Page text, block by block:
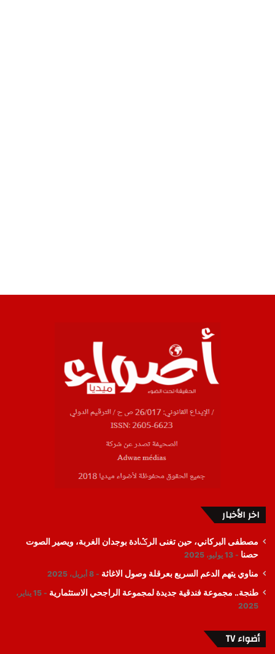
اخر الأخبار
مصطفى البركاني، حين تغنى الرݣادة بوجدان الغربة، ويصير الصوت
حصنا
13 يوليو، 2025
مناوي يتهم الدعم السريع بعرقلة وصول الاغاثة 8 أبريل، 2025
طنجة.. مجموعة فندقية جديدة لمجموعة الراجحي الاستثمارية
15 يناير،
2025
أضواء TV